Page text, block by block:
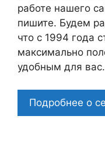
работе нашего
пишите. Будем
что c 1994 года
максимально
удобным для вас.
Подробнее о